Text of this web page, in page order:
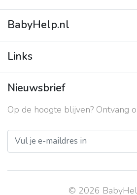
BabyHelp.nl
Vraag & Antwoord
Links
Contact
Over ons
Privacy beleid
Nieuwsbrief
Op de hoogte blijven? Ontvang
© 2026